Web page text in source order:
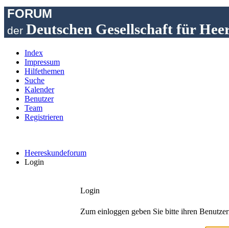
FORUM
der Deutschen Gesellschaft für
Index
Impressum
Hilfethemen
Suche
Kalender
Benutzer
Team
Registrieren
Heereskundeforum
Login
Login
Zum einloggen geben Sie bitte ihren